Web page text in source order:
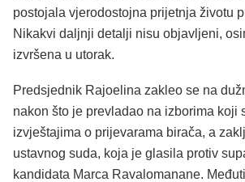
postojala vjerodostojna prijetnja životu
Nikakvi daljnji detalji nisu objavljeni,
izvršena u utorak.
Predsjednik Rajoelina zakleo se na
nakon što je prevladao na izborima koji
izvještajima o prijevarama birača, a
ustavnog suda, koja je glasila protiv
kandidata Marca Ravalomanane.